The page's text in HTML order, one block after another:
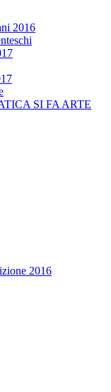
2016
SI FA ARTE
2016